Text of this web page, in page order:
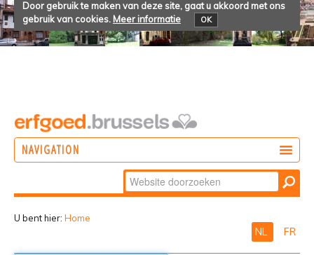
Door gebruik te maken van deze site, gaat u akkoord met ons
gebruik van cookies. Meer informatie OK
NAVIGATION
Zoek
Geavanceerd
U bent hier: Home
NL FR